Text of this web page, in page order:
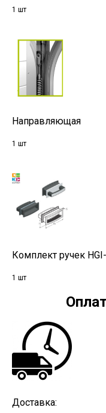
1 шт
Направляющая
1 шт
Комплект ручек
1 шт
Доставка: